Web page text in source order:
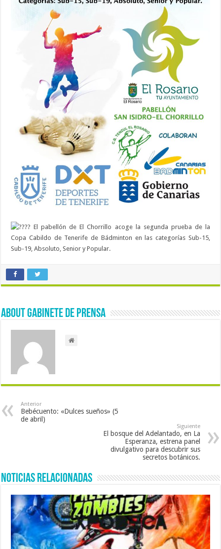
El pabellón de El Chorrillo acoge la segunda prueba de la
Copa Cabildo de Tenerife de Bádminton en las categorías Sub-15,
Sub-19, Absoluto, Senior y Popular.
About Gabinete de Prensa
Anterior
Bebécuento: «Dulces sueños» (5
de abril)
Siguiente
El bosque del Adelantado, en La
Esperanza, estrena panel
divulgativo para descubrir sus
secretos botánicos.
Noticias Relacionadas